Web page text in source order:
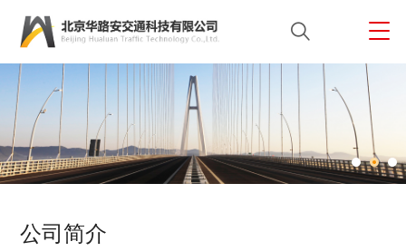
鼎中华道路 谋生命安全
同心同德 自强不息 严谨创新 知行合一
鼎中华道路 谋生命安全
同心同德 自强不息 严谨创新 知行合一
公司简介